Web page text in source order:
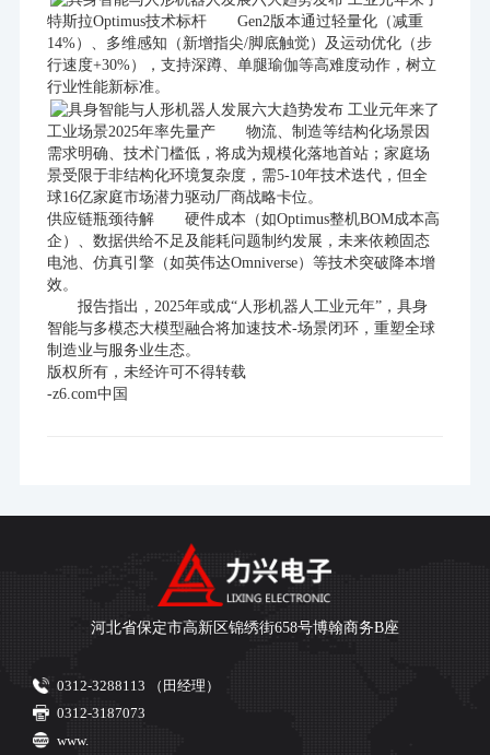
特斯拉Optimus技术标杆 Gen2版本通过轻量化（减重
14%）、多维感知（新增指尖/脚底触觉）及运动优化（步
行速度+30%），支持深蹲、单腿瑜伽等高难度动作，树立
行业性能新标准。
工业场景2025年率先量产 物流、制造等结构化场景因
需求明确、技术门槛低，将成为规模化落地首站；家庭场
景受限于非结构化环境复杂度，需5-10年技术迭代，但全
球16亿家庭市场潜力驱动厂商战略卡位。
供应链瓶颈待解 硬件成本（如Optimus整机BOM成本高
企）、数据供给不足及能耗问题制约发展，未来依赖固态
电池、仿真引擎（如英伟达Omniverse）等技术突破降本增
效。
报告指出，2025年或成“人形机器人工业元年”，具身
智能与多模态大模型融合将加速技术-场景闭环，重塑全球
制造业与服务业生态。
版权所有，未经许可不得转载
-z6.com中国
河北省保定市高新区锦绣街658号博翰商务B座
0312-3288113 （田经理）
0312-3187073
www.